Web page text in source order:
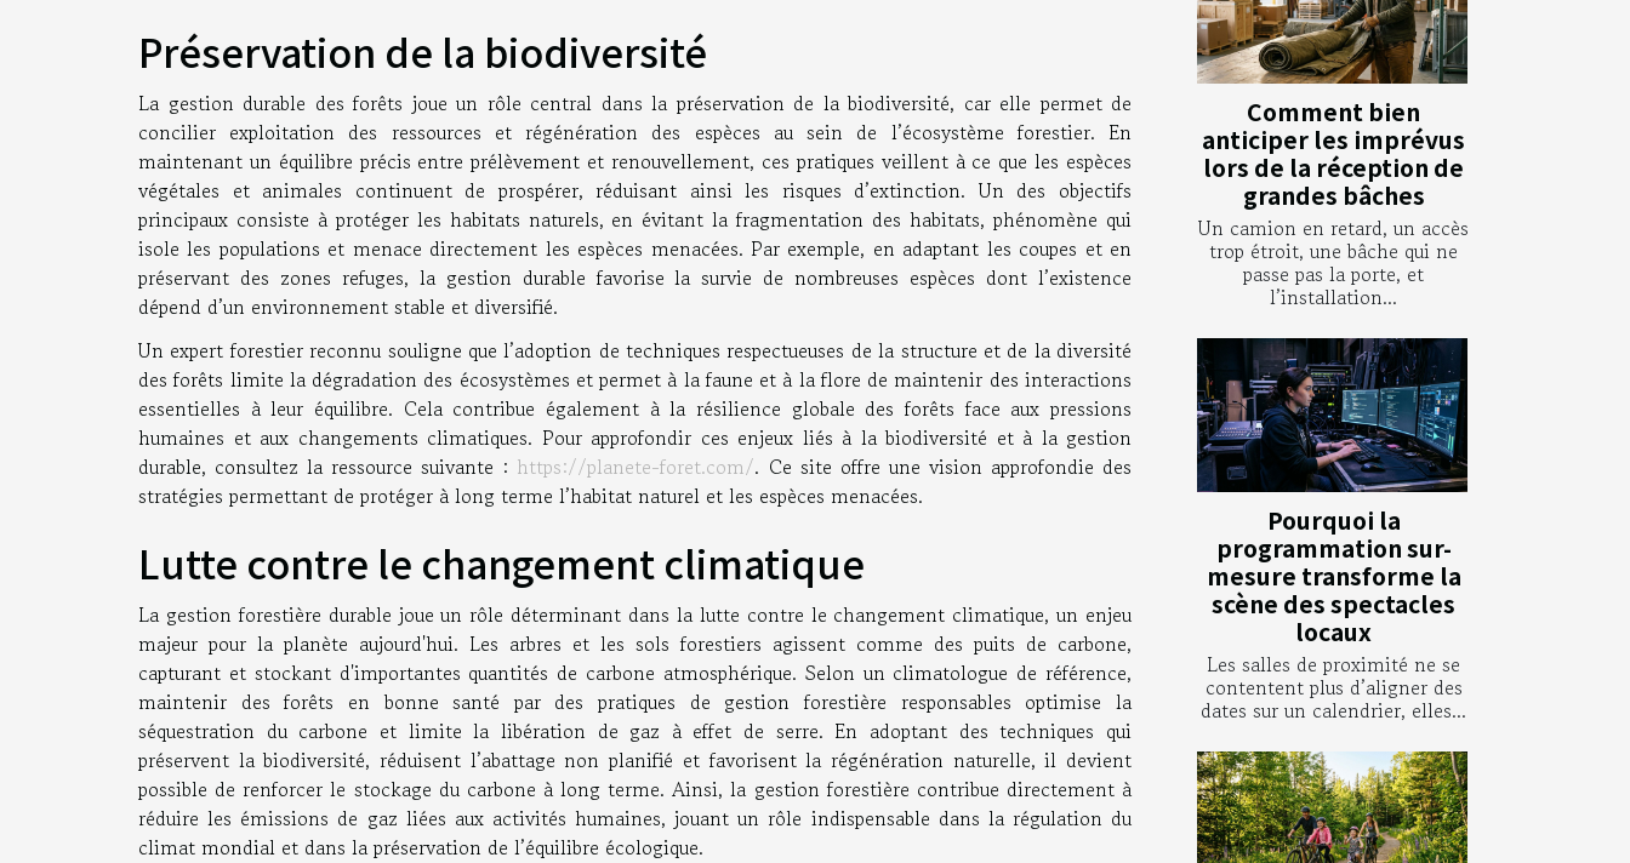
Préservation de la biodiversité
La gestion durable des forêts joue un rôle central dans la préservation de la biodiversité, car elle permet de
concilier exploitation des ressources et régénération des espèces au sein de l’écosystème forestier. En
maintenant un équilibre précis entre prélèvement et renouvellement, ces pratiques veillent à ce que les espèces
végétales et animales continuent de prospérer, réduisant ainsi les risques d’extinction. Un des objectifs
principaux consiste à protéger les habitats naturels, en évitant la fragmentation des habitats, phénomène qui
isole les populations et menace directement les espèces menacées. Par exemple, en adaptant les coupes et en
préservant des zones refuges, la gestion durable favorise la survie de nombreuses espèces dont l’existence
dépend d’un environnement stable et diversifié.
Un expert forestier reconnu souligne que l’adoption de techniques respectueuses de la structure et de la diversité
des forêts limite la dégradation des écosystèmes et permet à la faune et à la flore de maintenir des interactions
essentielles à leur équilibre. Cela contribue également à la résilience globale des forêts face aux pressions
humaines et aux changements climatiques. Pour approfondir ces enjeux liés à la biodiversité et à la gestion
durable, consultez la ressource suivante : https://planete-foret.com/. Ce site offre une vision approfondie des
stratégies permettant de protéger à long terme l’habitat naturel et les espèces menacées.
Lutte contre le changement climatique
La gestion forestière durable joue un rôle déterminant dans la lutte contre le changement climatique, un enjeu
majeur pour la planète aujourd'hui. Les arbres et les sols forestiers agissent comme des puits de carbone,
capturant et stockant d'importantes quantités de carbone atmosphérique. Selon un climatologue de référence,
maintenir des forêts en bonne santé par des pratiques de gestion forestière responsables optimise la
séquestration du carbone et limite la libération de gaz à effet de serre. En adoptant des techniques qui
préservent la biodiversité, réduisent l’abattage non planifié et favorisent la régénération naturelle, il devient
possible de renforcer le stockage du carbone à long terme. Ainsi, la gestion forestière contribue directement à
réduire les émissions de gaz liées aux activités humaines, jouant un rôle indispensable dans la régulation du
climat mondial et dans la préservation de l’équilibre écologique.
Comment bien
anticiper les imprévus
lors de la réception de
grandes bâches
Un camion en retard, un accès
trop étroit, une bâche qui ne
passe pas la porte, et
l’installation...
Pourquoi la
programmation sur-
mesure transforme la
scène des spectacles
locaux
Les salles de proximité ne se
contentent plus d’aligner des
dates sur un calendrier, elles...